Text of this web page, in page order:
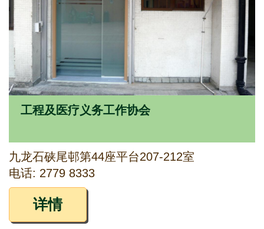
工程及医疗义务工作协会
九龙石硖尾邨第44座平台207-212室
电话: 2779 8333
详情